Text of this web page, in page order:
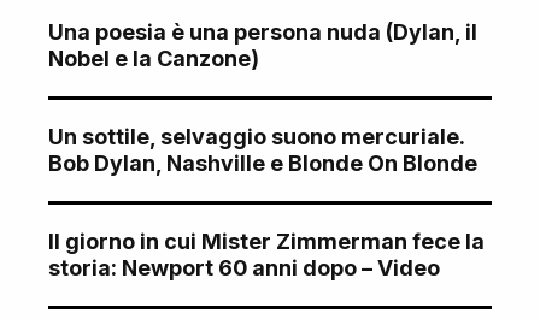
Una poesia è una persona nuda (Dylan, il
Nobel e la Canzone)
Un sottile, selvaggio suono mercuriale.
Bob Dylan, Nashville e Blonde On Blonde
Il giorno in cui Mister Zimmerman fece la
storia: Newport 60 anni dopo – Video